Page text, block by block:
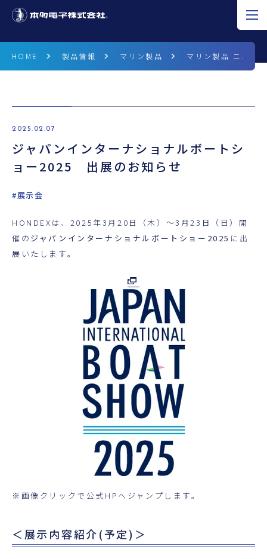
お役立ち資料
お問い合わせ
研究開発
ニュース
HOME 製品情報 マリン製品 マリン製品 ニュース
2025.02.07
ジャパンインターナショナルボートシ
ョー2025 出展のお知らせ
#展示会
HONDEXは、2025年3月20日（木）～3月23日（日）開
催の ジャパンインターナショナルボートショー2025 に出
展いたします。
※画像クリックで公式HPへジャンプします。
＜展示内容紹介(予定)＞